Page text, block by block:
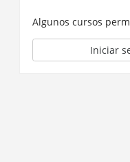
Algunos cursos
Iniciar